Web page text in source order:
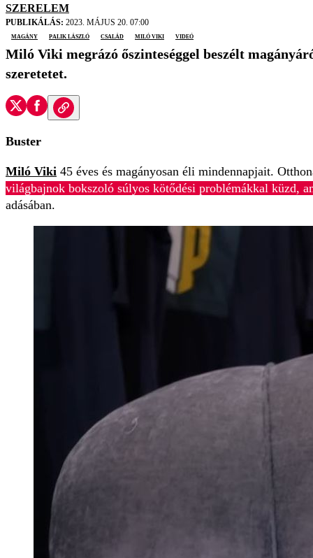
SZERELEM
PUBLIKÁLÁS: 2023. MÁJUS 20. 07:00
magány
Palik László család Miló Viki videó
Miló Viki megrázó őszinteséggel beszélt
szeretetet.
Buster
Miló Viki 45 éves és magányosan éli mindennapjait.
világbajnok bokszoló súlyos kötődési problémákkal küzd,
adásában.